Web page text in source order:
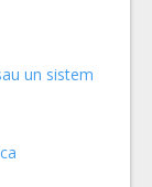
un sistem